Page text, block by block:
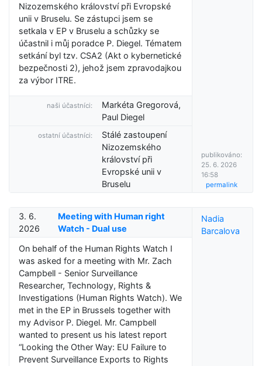
Nizozemského království při Evropské
unii v Bruselu. Se zástupci jsem se
setkala v EP v Bruselu a schůzky se
účastnil i můj poradce P. Diegel. Tématem
setkání byl tzv. CSA2 (Akt o kybernetické
bezpečnosti 2), jehož jsem zpravodajkou
za výbor ITRE.
naši účastníci:
Markéta Gregorová,
Paul Diegel
ostatní účastníci:
Stálé zastoupení
Nizozemského
království při
Evropské unii v
Bruselu
publikováno:
25. 6. 2026
16:58
permalink
3. 6.
2026
Meeting with Human right
Watch - Dual use
On behalf of the Human Rights Watch I
was asked for a meeting with Mr. Zach
Campbell - Senior Surveillance
Researcher, Technology, Rights &
Investigations (Human Rights Watch). We
met in the EP in Brussels together with
my Advisor P. Diegel. Mr. Campbell
wanted to present us his latest report
“Looking the Other Way: EU Failure to
Prevent Surveillance Exports to Rights
Nadia
Barcalova